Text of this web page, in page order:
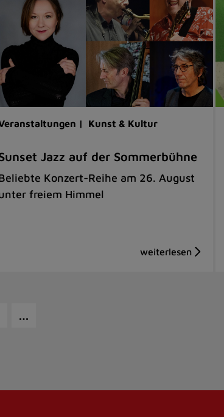
| Kunst & Kultur
Jazz auf der Sommerbühne
Konzert-Reihe am 26. August
freiem Himmel
…